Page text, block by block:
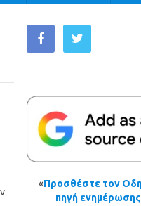
«Προσθέστε τον
πηγή